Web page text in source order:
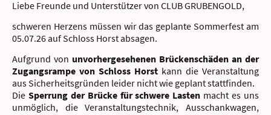
Liebe Freunde und Unterstützer von CLUB GRUBENGOLD,
schweren Herzens müssen wir das geplante Sommerfest am
05.07.26 auf Schloss Horst absagen.
Aufgrund von unvorhergesehenen Brückenschäden an der
Zugangsrampe von Schloss Horst kann die Veranstaltung
aus Sicherheitsgründen leider nicht wie geplant stattfinden.
Die Sperrung der Brücke für schwere Lasten macht es uns
unmöglich, die Veranstaltungstechnik, Ausschankwagen,